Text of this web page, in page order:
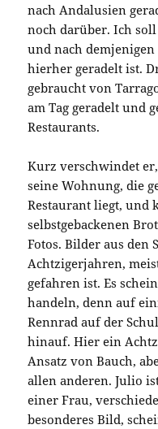
nach Andalusien
noch darüber. Ich
und nach
hierher geradelt ist.
gebraucht von
am Tag geradelt und
Restaurants.
Kurz verschwindet
seine Wohnung, die
Restaurant liegt, und
selbstgebackenen
Fotos. Bilder aus den
Achtzigerjahren,
gefahren ist. Es
handeln, denn auf
Rennrad auf der
hinauf. Hier ein
Ansatz von Bauch,
allen anderen. Julio
einer Frau,
besonderes Bild,